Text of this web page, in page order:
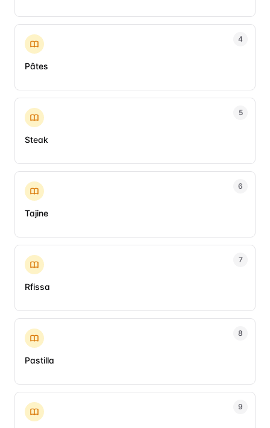
4
Pâtes
5
Steak
6
Tajine
7
Rfissa
8
Pastilla
9